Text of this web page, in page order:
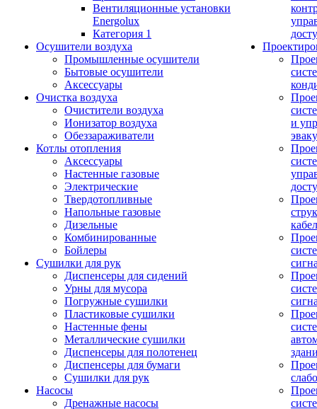
Вентиляционные установки
Energolux
Категория 1
Осушители воздуха
Промышленные осушители
Бытовые осушители
Аксессуары
Очистка воздуха
Очистители воздуха
Ионизатор воздуха
Обеззараживатели
Котлы отопления
Аксессуары
Настенные газовые
Электрические
Твердотопливные
Напольные газовые
Дизельные
Комбинированные
Бойлеры
Сушилки для рук
Диспенсеры для сидений
Урны для мусора
Погружные сушилки
Пластиковые сушилки
Настенные фены
Металлические сушилки
Диспенсеры для полотенец
Диспенсеры для бумаги
Сушилки для рук
Насосы
Дренажные насосы
и